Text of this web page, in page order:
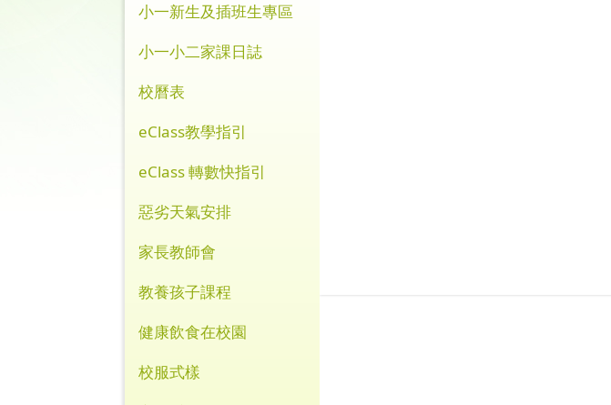
小一新生及插班生專區
小一小二家課日誌
校曆表
eClass教學指引
eClass 轉數快指引
惡劣天氣安排
家長教師會
教養孩子課程
健康飲食在校園
校服式樣